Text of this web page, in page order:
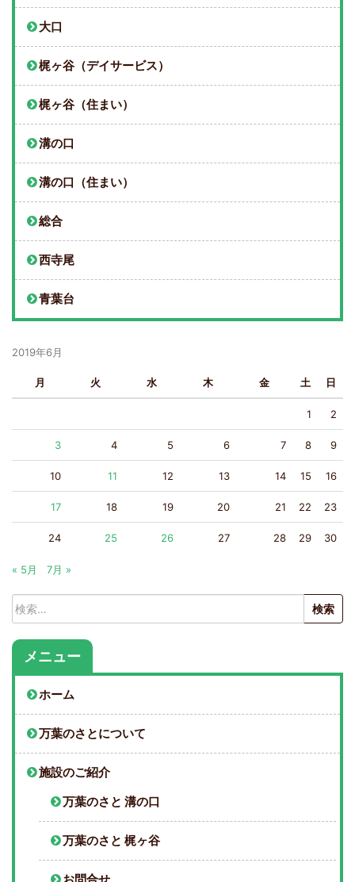
大口
梶ヶ谷（デイサービス）
梶ヶ谷（住まい）
溝の口
溝の口（住まい）
総合
西寺尾
青葉台
2019年6月
月 火 水 木 金 土 日
1 2
3 4 5 6 7 8 9
10 11 12 13 14 15 16
17 18 19 20 21 22 23
24 25 26 27 28 29 30
« 5月 7月 »
検
索:
メニュー
ホーム
万葉のさとについて
施設のご紹介
万葉のさと 溝の口
万葉のさと 梶ヶ谷